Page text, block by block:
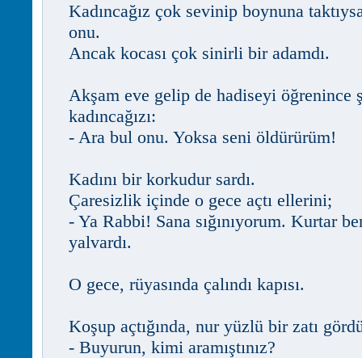
Kadıncağız çok sevinip boynuna
onu.
Ancak kocası çok sinirli bir adamdı.
Akşam eve gelip de hadiseyi öğrenince
kadıncağızı:
- Ara bul onu. Yoksa seni öldürürüm!
Kadını bir korkudur sardı.
Çaresizlik içinde o gece açtı ellerini;
- Ya Rabbi! Sana sığınıyorum. Kurtar
yalvardı.
O gece, rüyasında çalındı kapısı.
Koşup açtığında, nur yüzlü bir zatı
- Buyurun, kimi aramıştınız?